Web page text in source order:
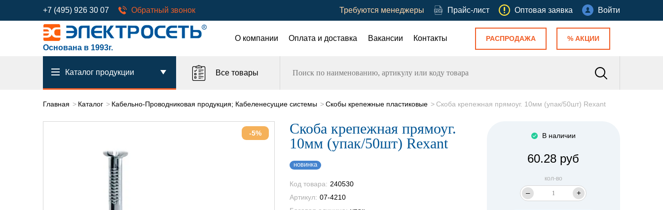
+7 (495) 926 30 07 Обратный звонок Требуются менеджеры Прайс-лист Оптовая заявка Войти
Основана в 1993г.
О компании Оплата и доставка Вакансии Контакты РАСПРОДАЖА % АКЦИИ
Каталог продукции Все товары
Главная Каталог Кабельно-Проводниковая продукция; Кабеленесущие системы Скобы крепежные пластиковые Скоба крепежная прямоуг. 10мм (упак/50шт) Rexant
-5%
Скоба крепежная прямоуг.
10мм (упак/50шт) Rexant
новинка
Код товара: 240530
Артикул: 07-4210
В наличии
60.28 руб
кол-во
– +